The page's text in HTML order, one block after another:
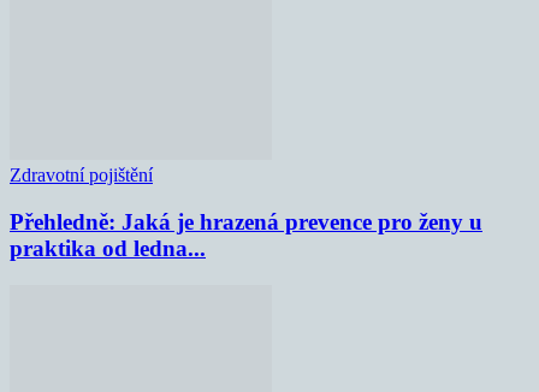
Zdravotní pojištění
Přehledně: Jaká je hrazená prevence pro ženy u
praktika od ledna...